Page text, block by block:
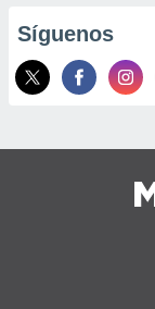
Síguenos